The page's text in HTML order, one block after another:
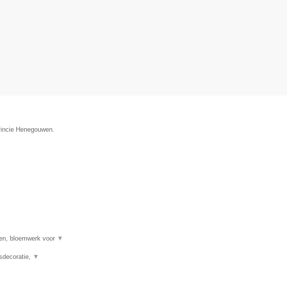
Henegouwen.
bloemwerk voor ▼
▼